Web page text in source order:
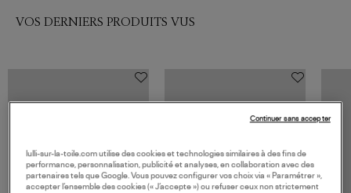
VOS DERNIERS PRODUITS VUS
lulli-sur-la-toile.com utilise des cookies et technologies similaires à des fins de
performance, personnalisation, publicité et analyses, en collaboration avec des
partenaires tels que Google. Vous pouvez configurer vos choix via « Paramétrer »,
accepter l’ensemble des cookies (« J’accepte ») ou refuser ceux non strictement
Continuer sans accepter